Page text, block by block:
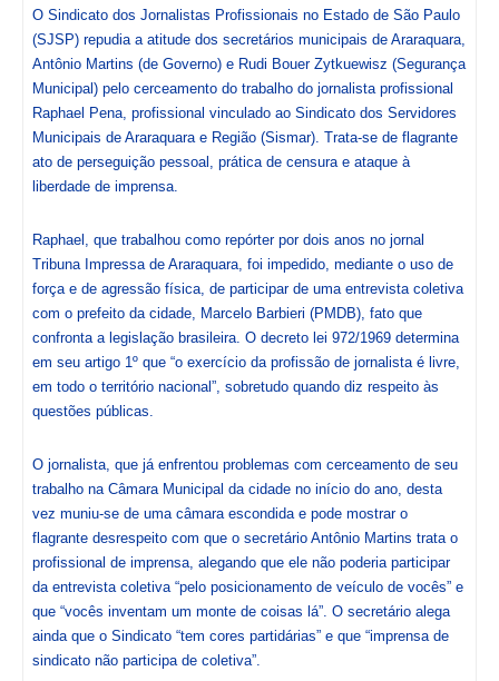
O Sindicato dos Jornalistas Profissionais no Estado de São Paulo
(SJSP) repudia a atitude dos secretários municipais de Araraquara,
Antônio Martins (de Governo) e Rudi Bouer Zytkuewisz (Segurança
Municipal) pelo cerceamento do trabalho do jornalista profissional
Raphael Pena, profissional vinculado ao Sindicato dos Servidores
Municipais de Araraquara e Região (Sismar). Trata-se de flagrante
ato de perseguição pessoal, prática de censura e ataque à
liberdade de imprensa.
Raphael, que trabalhou como repórter por dois anos no jornal
Tribuna Impressa de Araraquara, foi impedido, mediante o uso de
força e de agressão física, de participar de uma entrevista coletiva
com o prefeito da cidade, Marcelo Barbieri (PMDB), fato que
confronta a legislação brasileira. O decreto lei 972/1969 determina
em seu artigo 1º que “o exercício da profissão de jornalista é livre,
em todo o território nacional”, sobretudo quando diz respeito às
questões públicas.
O jornalista, que já enfrentou problemas com cerceamento de seu
trabalho na Câmara Municipal da cidade no início do ano, desta
vez muniu-se de uma câmara escondida e pode mostrar o
flagrante desrespeito com que o secretário Antônio Martins trata o
profissional de imprensa, alegando que ele não poderia participar
da entrevista coletiva “pelo posicionamento de veículo de vocês” e
que “vocês inventam um monte de coisas lá”. O secretário alega
ainda que o Sindicato “tem cores partidárias” e que “imprensa de
sindicato não participa de coletiva”.